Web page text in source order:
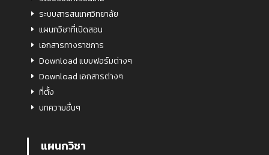
ระบบสารสนเทศวิทยาลัย
แผนกวิชาที่เปิดสอน
เอกสารทางราชการ
Download แบบฟอร์มต่างๆ
Download เอกสารต่างๆ
ที่ตั้ง
บทความอื่นๆ
แผนกวิชา